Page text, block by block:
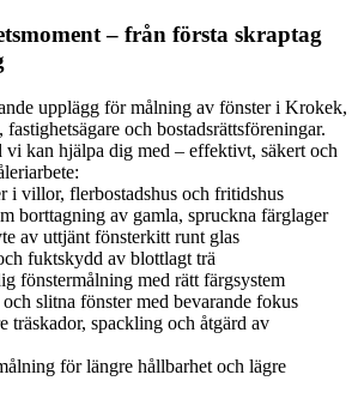
– från första skraptag
upplägg för målning av fönster i Krokek,
och bostadsrättsföreningar.
vi kan hjälpa dig med – effektivt, säkert och
i villor, flerbostadshus och fritidshus
borttagning av gamla, spruckna färglager
av uttjänt fönsterkitt runt glas
fuktskydd av blottlagt trä
fönstermålning med rätt färgsystem
slitna fönster med bevarande fokus
träskador, spackling och åtgärd av
för längre hållbarhet och lägre